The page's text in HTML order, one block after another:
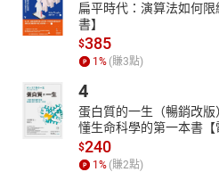
★增肌減脂・一盤搞定
★幸福韓食：81道人氣家常美味！
★不開瓦斯也會煮！202道微波爐料理
扁平時代：演算法如何
書】
$385
1 % (賺3點)
4
蛋白質的一生（暢銷改
懂生命科學的第一本書【
$240
1 % (賺2點)